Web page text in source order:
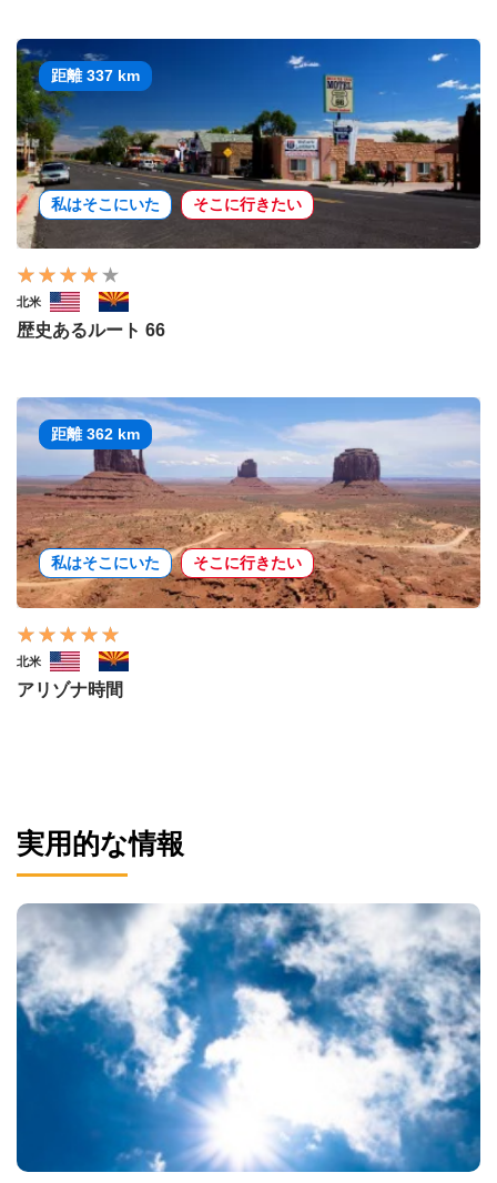
距離 337 km
私はそこにいた そこに行きたい
北米
歴史あるルート 66
距離 362 km
私はそこにいた そこに行きたい
北米
アリゾナ時間
実用的な情報